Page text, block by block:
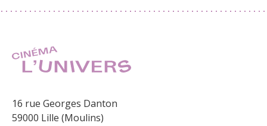
16 rue Georges Danton
59000 Lille (Moulins)